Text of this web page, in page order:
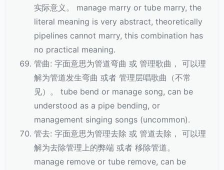
实际意义。 manage marry or tube marry, the
literal meaning is very abstract, theoretically
pipelines cannot marry, this combination has
no practical meaning.
管曲: 字面意思为管道弯曲 或 管理歌曲， 可以理
解为管道发生弯曲 或者 管理层唱歌曲（不常
见）。 tube bend or manage song, can be
understood as a pipe bending, or
management singing songs (uncommon).
管去: 字面意思为管理去除 或 管道去除， 可以理
解为去除管理上的弊端 或者 移除管道。
manage remove or tube remove, can be